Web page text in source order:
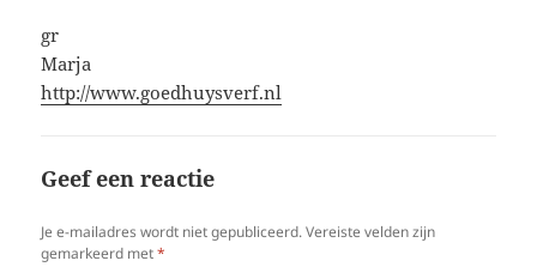
gr
Marja
http://www.goedhuysverf.nl
Geef een reactie
Je e-mailadres wordt niet gepubliceerd. Vereiste velden zijn
gemarkeerd met*